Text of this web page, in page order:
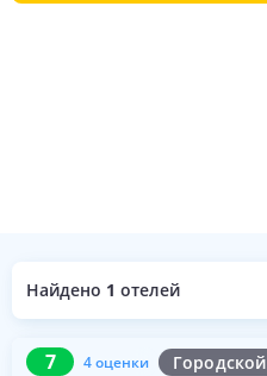
Найдено 1 отелей
7 4 оценки Городской
7 4 оценки